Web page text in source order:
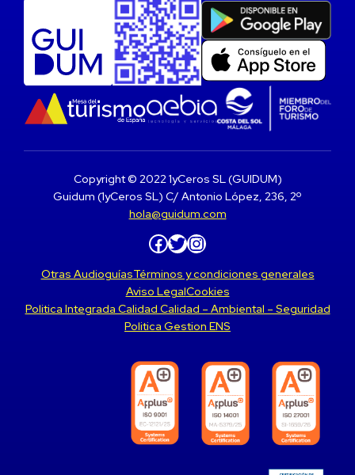
Copyright © 2022 1yCeros SL (GUIDUM)
Guidum (1yCeros SL) C/ Antonio López, 236, 2º
hola@guidum.com
Facebook Twitter Instagram
Otras AudioguíasTérminos y condiciones generales
Aviso LegalCookies
Politica Integrada Calidad Calidad – Ambiental – Seguridad
Politica Gestion ENS